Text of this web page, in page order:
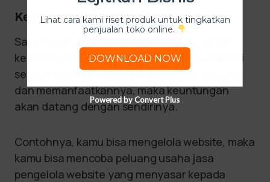
Kemampuan dan Keahlian
Salah satu sumber peluang usaha yaitu dari
kemampuaan dan keahlian. Jika kamu memiliki
sebuah keahlian, lalu melihat peluaang usaha
dan memanfaatkannya, maka keuntungan
akan datang dengan sendirinya.
Contohnya, kamu bisa mengelola website, maka
kamu bisa mencoba peluang usaha jasa
pengelola website yang menyasar kepada
Lihat cara kami riset produk untuk tingkatkan
penjualan toko online.
DOWNLOAD NOW
Powered by Convert Plus